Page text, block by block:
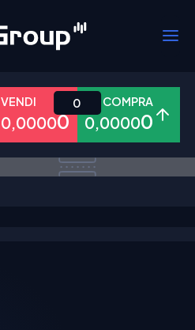
Forex Metalli Azioni
VENDI
0,00000
COMPRA
0,00000
0